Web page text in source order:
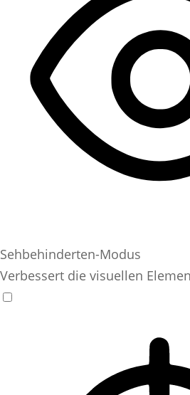
Sehbehinderten-Modus
Verbessert die visuellen